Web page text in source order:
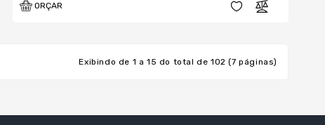
ORÇAR
Exibindo de 1 a 15 do total de 102 (7 páginas)